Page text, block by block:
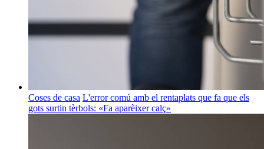
Coses de casa L'error comú amb el rentaplats que fa que els
gots surtin tèrbols: «Fa aparèixer calç»